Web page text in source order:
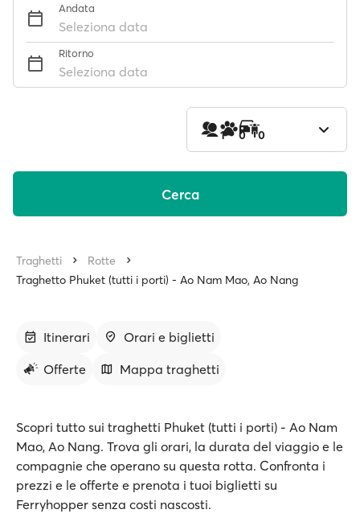
Andata
Seleziona data
Ritorno
Seleziona data
1 0 0
Cerca
Traghetti
Rotte
Traghetto Phuket (tutti i porti) - Ao Nam Mao, Ao Nang
Itinerari
Orari e biglietti
Offerte
Mappa traghetti
Scopri tutto sui traghetti Phuket (tutti i porti) - Ao Nam
Mao, Ao Nang. Trova gli orari, la durata del viaggio e le
compagnie che operano su questa rotta. Confronta i
prezzi e le offerte e prenota i tuoi biglietti su
Ferryhopper senza costi nascosti.